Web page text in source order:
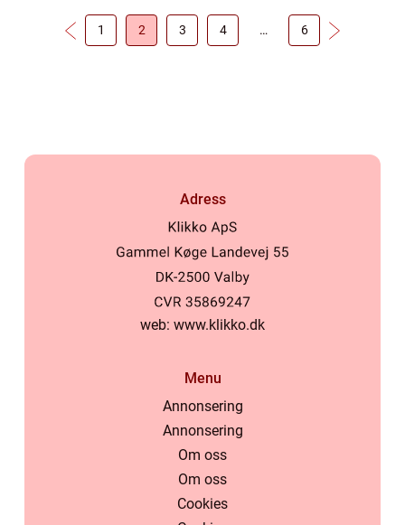
1 2 3 4 … 6
Adress
web: www.klikko.dk
Menu
Annonsering
Annonsering
Om oss
Om oss
Cookies